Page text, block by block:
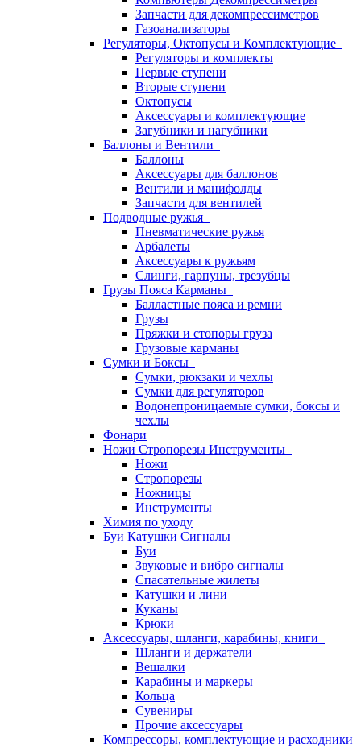
Запчасти для декомпрессиметров
Газоанализаторы
Регуляторы, Октопусы и Комплектующие
Регуляторы и комплекты
Первые ступени
Вторые ступени
Октопусы
Аксессуары и комплектующие
Загубники и нагубники
Баллоны и Вентили
Баллоны
Аксессуары для баллонов
Вентили и манифолды
Запчасти для вентилей
Подводные ружья
Пневматические ружья
Арбалеты
Аксессуары к ружьям
Слинги, гарпуны, трезубцы
Грузы Пояса Карманы
Балластные пояса и ремни
Грузы
Пряжки и стопоры груза
Грузовые карманы
Сумки и Боксы
Сумки, рюкзаки и чехлы
Сумки для регуляторов
Водонепроницаемые сумки, боксы и
чехлы
Фонари
Ножи Стропорезы Инструменты
Ножи
Стропорезы
Ножницы
Инструменты
Химия по уходу
Буи Катушки Сигналы
Буи
Звуковые и вибро сигналы
Спасательные жилеты
Катушки и лини
Куканы
Крюки
Аксессуары, шланги, карабины, книги
Шланги и держатели
Вешалки
Карабины и маркеры
Кольца
Сувениры
Прочие аксессуары
Компрессоры, комплектующие и расходники